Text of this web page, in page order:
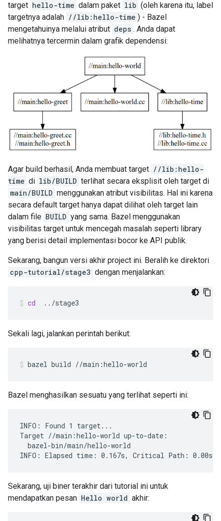
target hello-time dalam paket lib (oleh karena itu, label
targetnya adalah //lib:hello-time ) - Bazel
mengetahuinya melalui atribut deps . Anda dapat
melihatnya tercermin dalam grafik dependensi:
Agar build berhasil, Anda membuat target //lib:hello-
time di lib/BUILD terlihat secara eksplisit oleh target di
main/BUILD menggunakan atribut visibilitas. Hal ini karena
secara default target hanya dapat dilihat oleh target lain
dalam file BUILD yang sama. Bazel menggunakan
visibilitas target untuk mencegah masalah seperti library
yang berisi detail implementasi bocor ke API publik.
Sekarang, bangun versi akhir project ini. Beralih ke direktori
cpp-tutorial/stage3 dengan menjalankan:
cd ../stage3
Sekali lagi, jalankan perintah berikut:
bazel build //main:hello-world
Bazel menghasilkan sesuatu yang terlihat seperti ini:
INFO: Found 1 target...
Target //main:hello-world up-to-date:
  bazel-bin/main/hello-world
Sekarang, uji biner terakhir dari tutorial ini untuk
mendapatkan pesan Hello world akhir: